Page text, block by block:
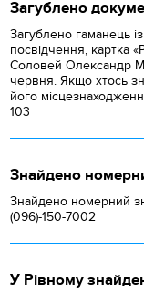
Загублено
Загублено гаманець
посвідчення, картка
Соловей Олександр
червня. Якщо хтось
його
103
Знайдено
Знайдено номерний
(096)-150-7002
У Рівному